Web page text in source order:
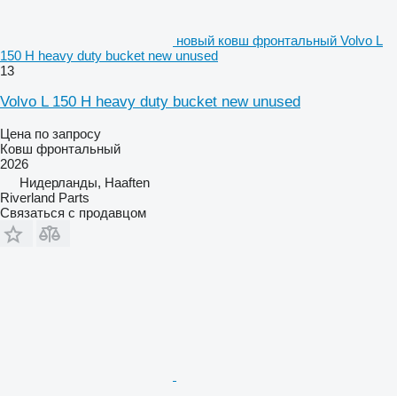
новый ковш фронтальный Volvo L
150 H heavy duty bucket new unused
13
Volvo L 150 H heavy duty bucket new unused
Цена по запросу
Ковш фронтальный
2026
Нидерланды, Haaften
Riverland Parts
Связаться с продавцом